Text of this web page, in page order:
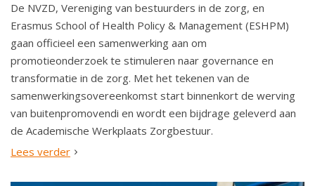
De NVZD, Vereniging van bestuurders in de zorg, en
Erasmus School of Health Policy & Management (ESHPM)
gaan officieel een samenwerking aan om
promotieonderzoek te stimuleren naar governance en
transformatie in de zorg. Met het tekenen van de
samenwerkingsovereenkomst start binnenkort de werving
van buitenpromovendi en wordt een bijdrage geleverd aan
de Academische Werkplaats Zorgbestuur.
Lees verder